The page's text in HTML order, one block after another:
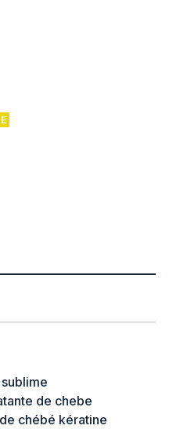
de chebe
chébé kératine